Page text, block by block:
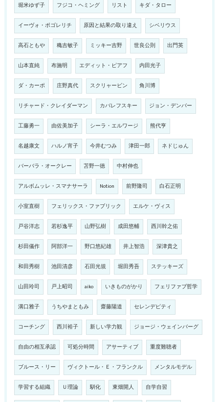
堀米ゆず子 フジコ・ヘミング リスト キダ・タロー
イーヴォ・ポゴレリチ 原因と結果の取り違え シベリウス
高石ともや 穐吉敏子 ミッキー吉野 世良公則 出門英
山本直純 布施明 エディット・ピアフ 内田光子
ダ・カーポ 庄野真代 スクリャービン 角川博
リチャード・クレイダーマン カバレフスキー ジョン・デンバー
工藤勇一 由佐美加子 シーラ・エルワージ 熊代亨
名越康文 ハルノ宵子 今井むつみ 津田一郎 ネドじゅん
バーバラ・オークレー 苫野一徳 中村伸也
アルボムッレ・スマナサーラ Notion 前野隆司 白石正明
小室直樹 フェリックス・ファブリック エルケ・ヴィス
戸谷洋志 若杉逸平 山野弘樹 成田悠輔 西川幹之佑
杉田儀作 阿部洋一 野口悠紀雄 井上智浩 深津貴之
和田秀樹 池田清彦 石田光規 堀田秀吾 ステッキーズ
山田玲司 戸上昭司 aiko いきものがかり フェリファブ哲学
溝口雅子 うちやまともみ 齋藤陽道 セレンデピティ
コーチング 西川裕子 新しい学力観 ジョージ・ウェインバーグ
自由の相互承認 可処分時間 アサーティブ 重度難聴者
ブルース・リー ヴィクトール・Ｅ・フランクル メンタルモデル
学習する組織 Ｕ理論 馴化 東畑開人 自学自習